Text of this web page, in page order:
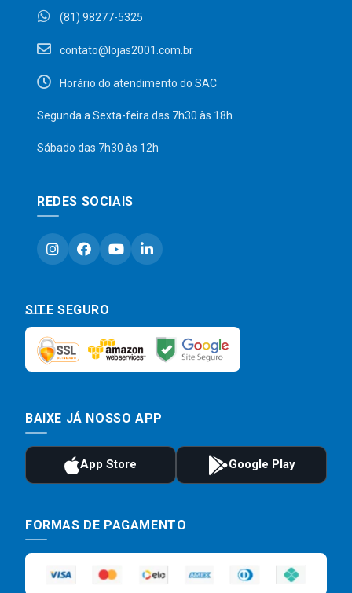
(81) 98277-5325
contato@lojas2001.com.br
Horário do atendimento do SAC
Segunda a Sexta-feira das 7h30 às 18h
Sábado das 7h30 às 12h
REDES SOCIAIS
SITE SEGURO
BAIXE JÁ NOSSO APP
FORMAS DE PAGAMENTO